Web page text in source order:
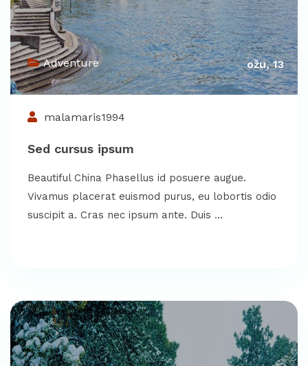
Adventure ožu, 13
malamaris1994
Sed cursus ipsum
Beautiful China Phasellus id posuere augue.
Vivamus placerat euismod purus, eu lobortis odio
suscipit a. Cras nec ipsum ante. Duis …